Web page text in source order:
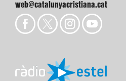
web@catalunyacristiana.cat